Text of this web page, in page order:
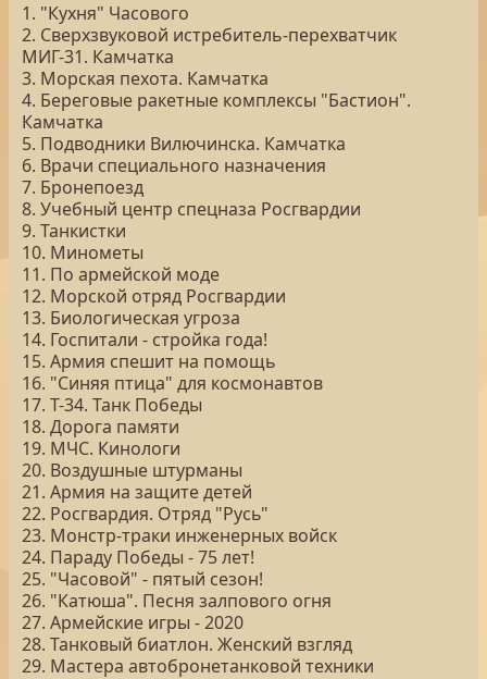
1. "Кухня" Часового
2. Сверхзвуковой истребитель-перехватчик
МИГ-31. Камчатка
3. Морская пехота. Камчатка
4. Береговые ракетные комплексы "Бастион".
Камчатка
5. Подводники Вилючинска. Камчатка
6. Врачи специального назначения
7. Бронепоезд
8. Учебный центр спецназа Росгвардии
9. Танкистки
10. Минометы
11. По армейской моде
12. Морской отряд Росгвардии
13. Биологическая угроза
14. Госпитали - стройка года!
15. Армия спешит на помощь
16. "Синяя птица" для космонавтов
17. Т-34. Танк Победы
18. Дорога памяти
19. МЧС. Кинологи
20. Воздушные штурманы
21. Армия на защите детей
22. Росгвардия. Отряд "Русь"
23. Монстр-траки инженерных войск
24. Параду Победы - 75 лет!
25. "Часовой" - пятый сезон!
26. "Катюша". Песня залпового огня
27. Армейские игры - 2020
28. Танковый биатлон. Женский взгляд
29. Мастера автобронетанковой техники